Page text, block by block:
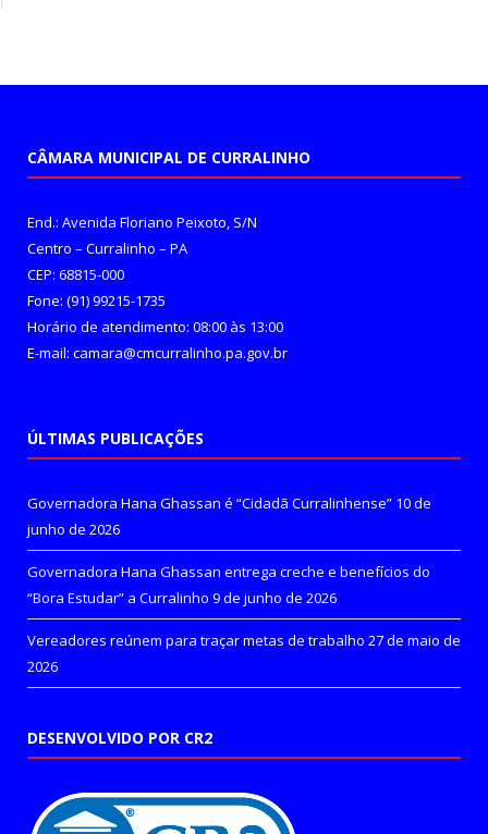
CÂMARA MUNICIPAL DE CURRALINHO
End.: Avenida Floriano Peixoto, S/N
Centro – Curralinho – PA
CEP: 68815-000
Fone: (91) 99215-1735
Horário de atendimento: 08:00 às 13:00
E-mail: camara@cmcurralinho.pa.gov.br
ÚLTIMAS PUBLICAÇÕES
Governadora Hana Ghassan é “Cidadã Curralinhense” 10 de
junho de 2026
Governadora Hana Ghassan entrega creche e benefícios do
“Bora Estudar” a Curralinho 9 de junho de 2026
Vereadores reúnem para traçar metas de trabalho 27 de maio de
2026
DESENVOLVIDO POR CR2